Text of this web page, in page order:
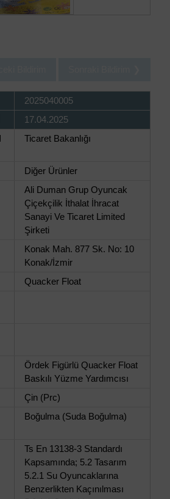
2025040005
17.04.2025
Ticaret Bakanlığı
Diğer Ürünler
Ali Duman Grup Oyuncak
Çiçekçilik İthalat İhracat
Sanayi Ve Ticaret Limited
Şirketi
Konak Mah. 877 Sk. No: 10
Konak/İzmir
Quacker Float
Ördek Figürlü Quacker Float
Baskılı Yüzme Yardımcısı
Çin (Prc)
Boğulma (Suda Boğulma)
Ts En 13138-3 Standardı
Kapsamında; 5.2 Tasarım
5.2.1 Su Oyuncaklarına
Benzerlikten Kaçınılması